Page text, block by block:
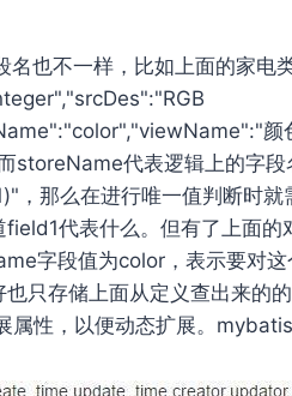
名也不一样，比如上面的家电
颜
storeName代表逻辑上的字
，那么在进行唯一值判断时就
代表什么。但有了上面的
字段值为color，表示要对
只存储上面从定义查出来的
属性，以便动态扩展。